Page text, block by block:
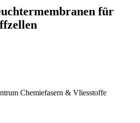
für
Chemiefasern & Vliesstoffe